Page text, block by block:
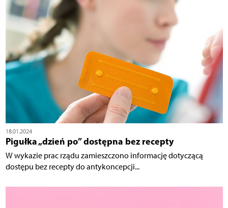
18.01.2024
Pigułka „dzień po” dostępna bez recepty
W wykazie prac rządu zamieszczono informację dotyczącą
dostępu bez recepty do antykoncepcji...